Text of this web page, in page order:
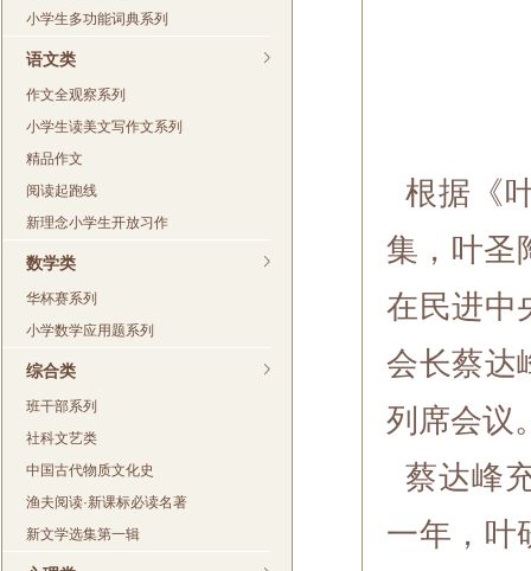
小学生多功能词典系列
语文类
作文全观察系列
小学生读美文写作文系列
精品作文
阅读起跑线
新理念小学生开放习作
数学类
华杯赛系列
小学数学应用题系列
综合类
班干部系列
社科文艺类
中国古代物质文化史
渔夫阅读·新课标必读名著
新文学选集第一辑
根据《
集，叶圣
在民进中
会长蔡达
列席会议
蔡达峰
一年，叶